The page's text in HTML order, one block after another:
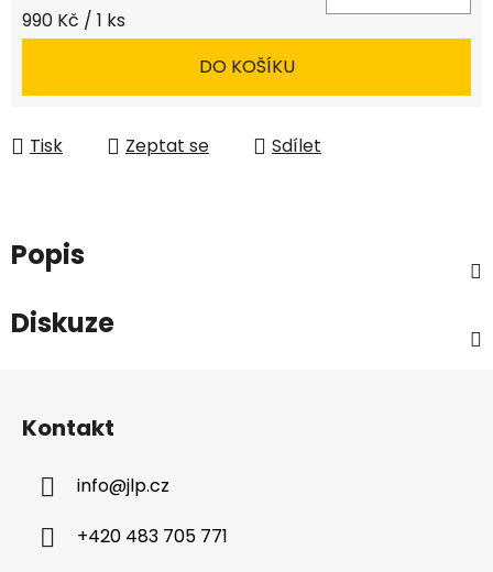
Měrná cena:
990 Kč / 1 ks
DO KOŠÍKU
Tisk Zeptat se Sdílet
Popis
Diskuze
Kontakt
info@jlp.cz
+420 483 705 771